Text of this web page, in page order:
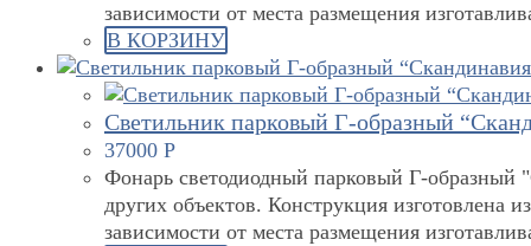
зависимости от места размещения
В КОРЗИНУ
Светильник парковый Г-образный
37000 Р
Фонарь светодиодный парковый Г-образный
других объектов. Конструкция изготовлена
зависимости от места размещения